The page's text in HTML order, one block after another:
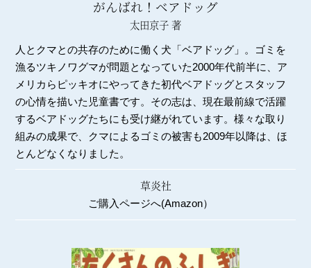
がんばれ！ベアドッグ
太田京子 著
人とクマとの共存のために働く犬「ベアドッグ」。ゴミを
漁るツキノワグマが問題となっていた2000年代前半に、ア
メリカらピッキオにやってきた初代ベアドッグとスタッフ
の心情を描いた児童書です。その志は、現在最前線で活躍
するベアドッグたちにも受け継がれています。様々な取り
組みの成果で、クマによるゴミの被害も2009年以降は、ほ
とんどなくなりました。
草炎社
ご購入ページへ(Amazon）